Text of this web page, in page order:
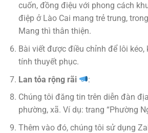
cuốn, đồng điệu với phong cách
điệp ở Lào Cai mang trẻ trung,
Mang thì thân thiện.
Bài viết được điều chỉnh để lôi kéo,
tính thuyết phục.
Lan tỏa rộng rãi
:
Chúng tôi đăng tin trên diễn đàn
phường, xã. Ví dụ: trang “Phường
Thêm vào đó, chúng tôi sử dụng